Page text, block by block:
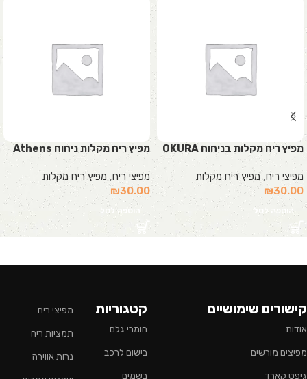
מפיץ ריח מקלות בניחוח OKURA
מפיצי ריח,מפיץ ריח מקלות
₪30.00
הוספה לסל
מפיץ ריח מקלות ניחוח Athens
מפיצי ריח, מפיץ ריח מקלות
₪30.00
הוספה לסל
קישורים שימושיים
אודות
מפיצים מורשים
גיפט קארד
קטגוריות
חומרי גלם
בישום לרכב
בשמים
מפיצי ריח
תמציות ריח
נרות אווירה